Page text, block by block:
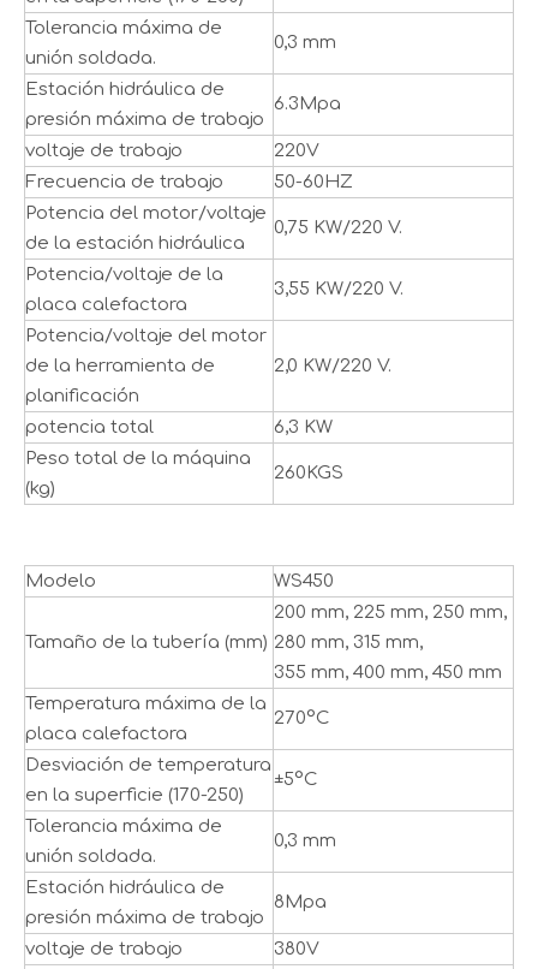
Tolerancia máxima de
unión soldada.
0,3 mm
Estación hidráulica de
presión máxima de trabajo
6.3Mpa
voltaje de trabajo
220V
Frecuencia de trabajo
50-60HZ
Potencia del motor/voltaje
de la estación hidráulica
0,75 KW/220 V.
Potencia/voltaje de la
placa calefactora
3,55 KW/220 V.
Potencia/voltaje del motor
de la herramienta de
planificación
2,0 KW/220 V.
potencia total
6,3 KW
Peso total de la máquina
(kg)
260KGS
Modelo WS450
Tamaño de la tubería (mm)
200 mm, 225 mm, 250 mm,
280 mm, 315 mm,
355 mm, 400 mm, 450 mm
Temperatura máxima de la
placa calefactora
270°C
Desviación de temperatura
en la superficie (170-250)
±5°C
Tolerancia máxima de
unión soldada.
0,3 mm
Estación hidráulica de
presión máxima de trabajo
8Mpa
voltaje de trabajo
380V